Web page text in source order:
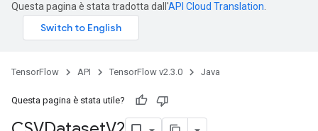
Questa pagina è stata tradotta dall'API Cloud Translation
TensorFlow API TensorFlow v2.3.0 Java
Questa pagina è stata utile?